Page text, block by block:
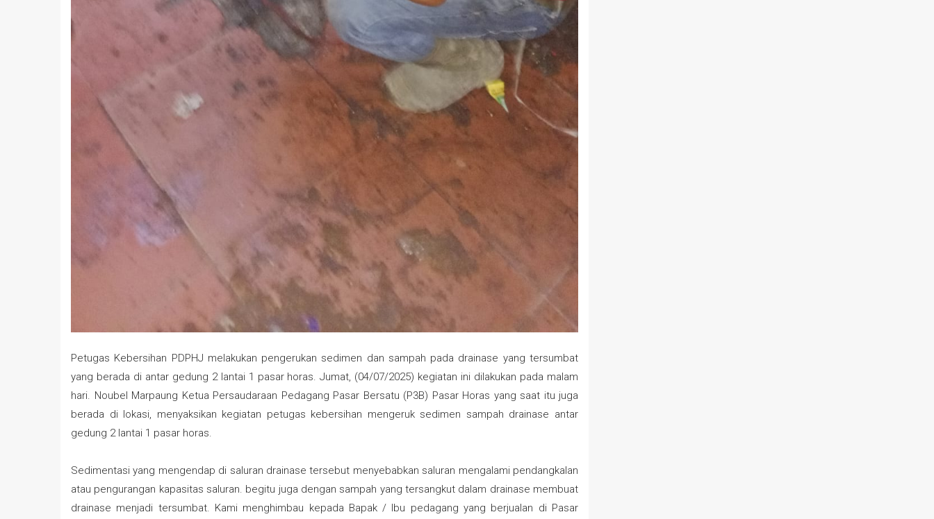
Petugas Kebersihan PDPHJ melakukan pengerukan sedimen dan sampah pada drainase yang tersumbat
yang berada di antar gedung 2 lantai 1 pasar horas. Jumat, (04/07/2025) kegiatan ini dilakukan pada malam
hari. Noubel Marpaung Ketua Persaudaraan Pedagang Pasar Bersatu (P3B) Pasar Horas yang saat itu juga
berada di lokasi, menyaksikan kegiatan petugas kebersihan mengeruk sedimen sampah drainase antar
gedung 2 lantai 1 pasar horas.
Sedimentasi yang mengendap di saluran drainase tersebut menyebabkan saluran mengalami pendangkalan
atau pengurangan kapasitas saluran. begitu juga dengan sampah yang tersangkut dalam drainase membuat
drainase menjadi tersumbat. Kami menghimbau kepada Bapak / Ibu pedagang yang berjualan di Pasar